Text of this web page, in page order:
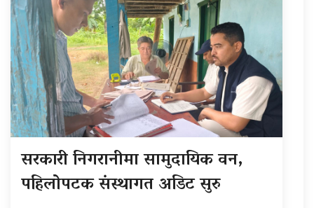
सरकारी निगरानीमा सामुदायिक वन,
पहिलोपटक संस्थागत अडिट सुरु